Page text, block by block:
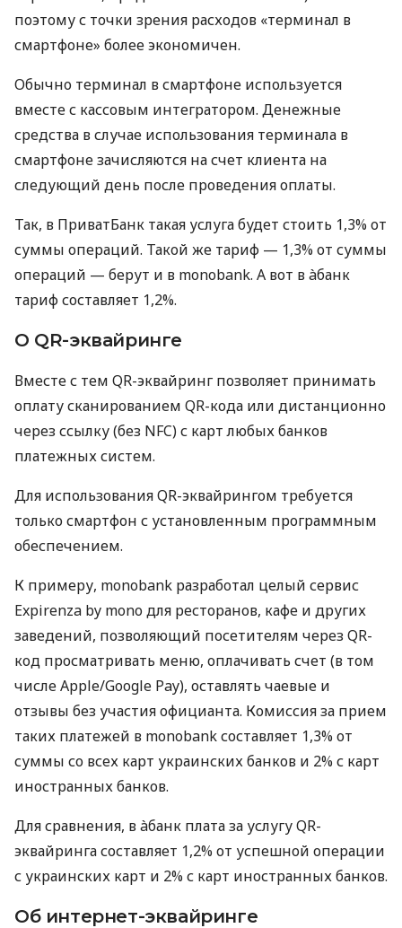
поэтому с точки зрения расходов «терминал в
смартфоне» более экономичен.
Обычно терминал в смартфоне используется
вместе с кассовым интегратором. Денежные
средства в случае использования терминала в
смартфоне зачисляются на счет клиента на
следующий день после проведения оплаты.
Так, в ПриватБанк такая услуга будет стоить 1,3% от
суммы операций. Такой же тариф — 1,3% от суммы
операций — берут и в monobank. А вот в àбанк
тариф составляет 1,2%.
О QR-эквайринге
Вместе с тем QR-эквайринг позволяет принимать
оплату сканированием QR-кода или дистанционно
через ссылку (без NFC) с карт любых банков
платежных систем.
Для использования QR-эквайрингом требуется
только смартфон с установленным программным
обеспечением.
К примеру, monobank разработал целый сервис
Expirenza by mono для ресторанов, кафе и других
заведений, позволяющий посетителям через QR-
код просматривать меню, оплачивать счет (в том
числе Apple/Google Pay), оставлять чаевые и
отзывы без участия официанта. Комиссия за прием
таких платежей в monobank составляет 1,3% от
суммы со всех карт украинских банков и 2% с карт
иностранных банков.
Для сравнения, в àбанк плата за услугу QR-
эквайринга составляет 1,2% от успешной операции
с украинских карт и 2% с карт иностранных банков.
Об интернет-эквайринге